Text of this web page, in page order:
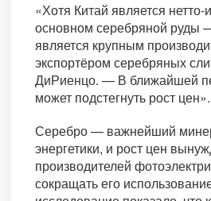
«Хотя Китай является
основном серебряной руды
является крупным
экспортёром серебряных
ДиРиенцо. — В ближайшей
может подстегнуть рост цен».
Серебро — важнейший
энергетики, и рост цен
производителей
сокращать его